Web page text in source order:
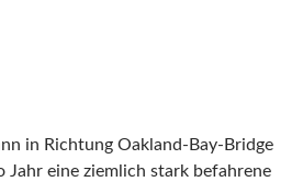
in Richtung Oakland-Bay-Bridge
eine ziemlich stark befahrene